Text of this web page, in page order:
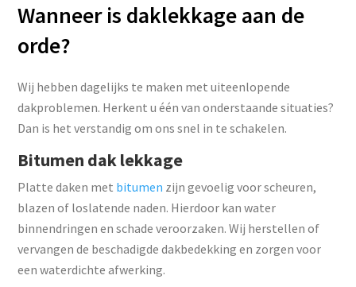
Wanneer is daklekkage aan de
orde?
Wij hebben dagelijks te maken met uiteenlopende
dakproblemen. Herkent u één van onderstaande situaties?
Dan is het verstandig om ons snel in te schakelen.
Bitumen dak lekkage
Platte daken met bitumen zijn gevoelig voor scheuren,
blazen of loslatende naden. Hierdoor kan water
binnendringen en schade veroorzaken. Wij herstellen of
vervangen de beschadigde dakbedekking en zorgen voor
een waterdichte afwerking.